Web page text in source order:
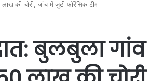
की चोरी, जांच में जुटी फॉरेंसिक टीम
बुलबुला गांव